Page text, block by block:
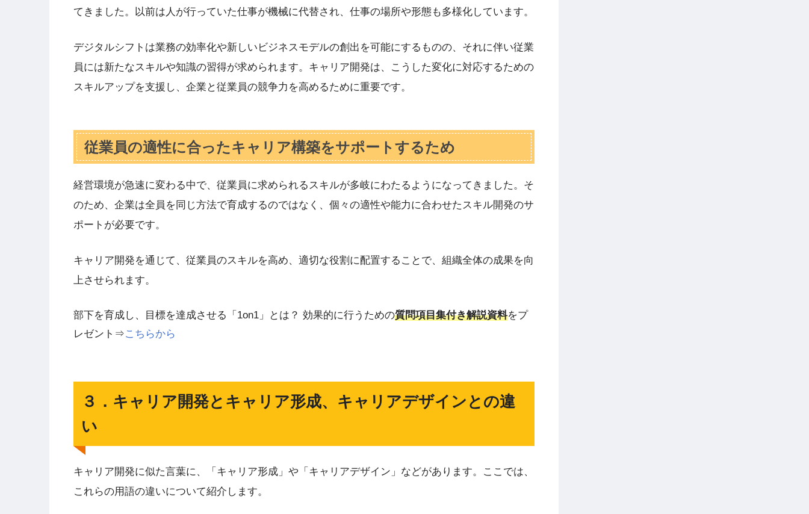
てきました。以前は人が行っていた仕事が機械に代替され、仕事の場所や形態も多様化しています。
デジタルシフトは業務の効率化や新しいビジネスモデルの創出を可能にするものの、それに伴い従業
員には新たなスキルや知識の習得が求められます。キャリア開発は、こうした変化に対応するための
スキルアップを支援し、企業と従業員の競争力を高めるために重要です。
従業員の適性に合ったキャリア構築をサポートするため
経営環境が急速に変わる中で、従業員に求められるスキルが多岐にわたるようになってきました。そ
のため、企業は全員を同じ方法で育成するのではなく、個々の適性や能力に合わせたスキル開発のサ
ポートが必要です。
キャリア開発を通じて、従業員のスキルを高め、適切な役割に配置することで、組織全体の成果を向
上させられます。
部下を育成し、目標を達成させる「1on1」とは？ 効果的に行うための質問項目集付き解説資料をプ
レゼント⇒こちらから
３．キャリア開発とキャリア形成、キャリアデザインとの違
い
キャリア開発に似た言葉に、「キャリア形成」や「キャリアデザイン」などがあります。ここでは、
これらの用語の違いについて紹介します。